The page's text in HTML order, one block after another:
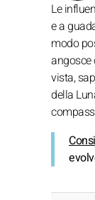
Le
e a
modo
angosce
vista,
della